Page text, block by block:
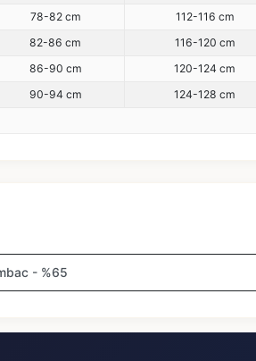
78-82 cm
112-116 cm
82-86 cm
116-120 cm
86-90 cm
120-124 cm
90-94 cm 124-128 cm
- %65